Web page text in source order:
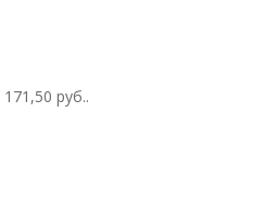
171,50 руб..